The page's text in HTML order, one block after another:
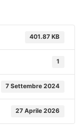
401.87 KB
1
7 Settembre 2024
27 Aprile 2026